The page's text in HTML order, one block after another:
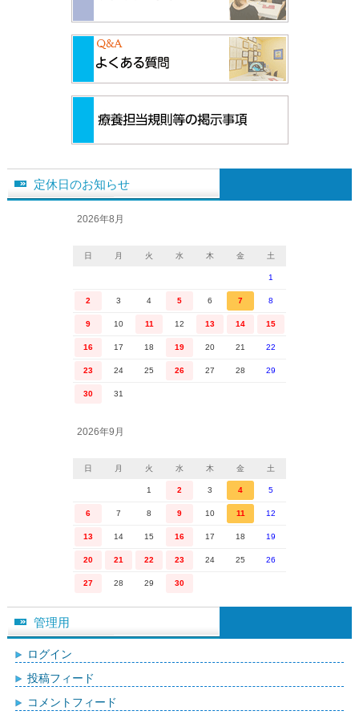
定休日のお知らせ
2026年8月
日 月 火 水 木 金 土
1
2 3 4 5 6 7 8
9 10 11 12 13 14 15
16 17 18 19 20 21 22
23 24 25 26 27 28 29
30 31
2026年9月
日 月 火 水 木 金 土
1 2 3 4 5
6 7 8 9 10 11 12
13 14 15 16 17 18 19
20 21 22 23 24 25 26
27 28 29 30
管理用
ログイン
投稿フィード
コメントフィード